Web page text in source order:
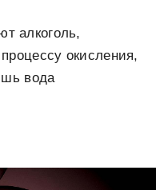
алкоголь,
окисления,
вода